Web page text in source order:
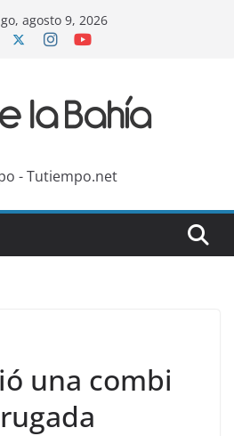
agosto 9, 2026
- Tutiempo.net
una combi